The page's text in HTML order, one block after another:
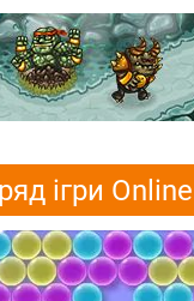
ігри Online